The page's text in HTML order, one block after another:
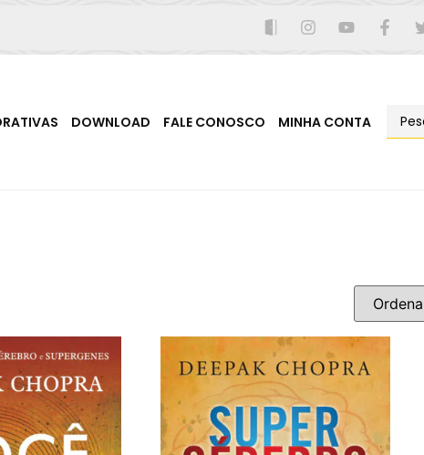
DOWNLOAD FALE CONOSCO MINHA CONTA